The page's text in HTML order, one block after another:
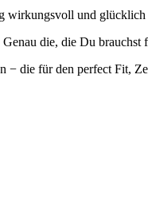
wirkungsvoll und glücklich
die, die Du brauchst
− die für den perfect Fit,